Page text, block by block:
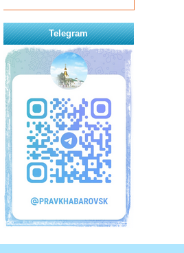
Telegram